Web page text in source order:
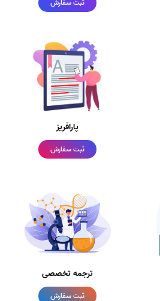
ثبت سفارش
پارافریز
ثبت سفارش
ترجمه تخصصی
ثبت سفارش